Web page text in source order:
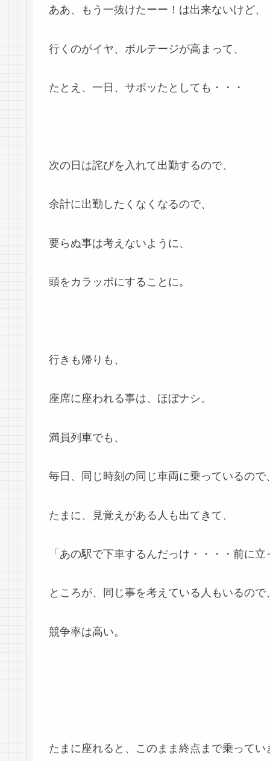
ああ、もう一抜けたーー！は出来ないけど、
行くのがイヤ、ボルテージが高まって、
たとえ、一日、サボッたとしても・・・
次の日は詫びを入れて出勤するので、
余計に出勤したくなくなるので、
要らぬ事は考えないように、
頭をカラッポにすることに。
行きも帰りも、
座席に座われる事は、ほぼナシ。
満員列車でも、
毎日、同じ時刻の同じ車両に乗っているので
たまに、見覚えがある人も出てきて、
「あの駅で下車するんだっけ・・・・前に
ところが、同じ事を考えている人もいるので
競争率は高い。
たまに座れると、このまま終点まで乗ってい